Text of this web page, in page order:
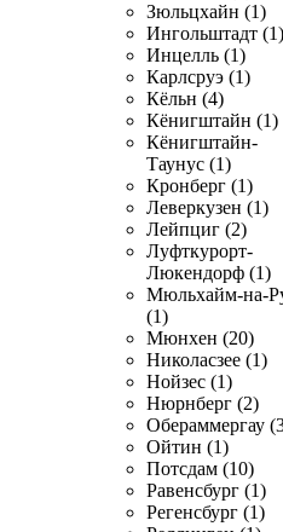
Зюльцхайн (1)
Ингольштадт (1)
Инцелль (1)
Карлсруэ (1)
Кёльн (4)
Кёнигштайн (1)
Кёнигштайн-
Таунус (1)
Кронберг (1)
Леверкузен (1)
Лейпциг (2)
Луфткурорт-
Люкендорф (1)
Мюльхайм-на-
(1)
Мюнхен (20)
Николасзее (1)
Нойзес (1)
Нюрнберг (2)
Обераммергау
Ойтин (1)
Потсдам (10)
Равенсбург (1)
Регенсбург (1)